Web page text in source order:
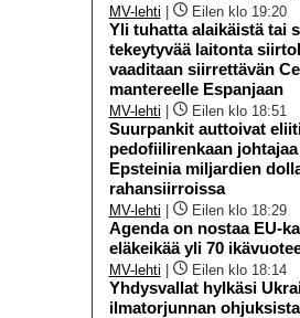
MV-lehti Eilen klo 19:20
Yli tuhatta alaikäistä tai
tekeytyvää laitonta
vaaditaan siirrettävän
mantereelle Espanjaan
MV-lehti Eilen klo 18:51
Suurpankit auttoivat
pedofiilirenkaan
Epsteinia miljardien
rahansiirroissa
MV-lehti Eilen klo 18:29
Agenda on nostaa EU-
eläkeikää yli 70
MV-lehti Eilen klo 18:14
Yhdysvallat hylkäsi
ilmatorjunnan ohjuksista